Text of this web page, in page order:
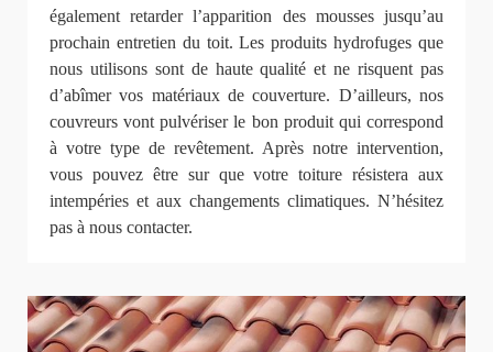
également retarder l’apparition des mousses jusqu’au
prochain entretien du toit. Les produits hydrofuges que
nous utilisons sont de haute qualité et ne risquent pas
d’abîmer vos matériaux de couverture. D’ailleurs, nos
couvreurs vont pulvériser le bon produit qui correspond
à votre type de revêtement. Après notre intervention,
vous pouvez être sur que votre toiture résistera aux
intempéries et aux changements climatiques. N’hésitez
pas à nous contacter.